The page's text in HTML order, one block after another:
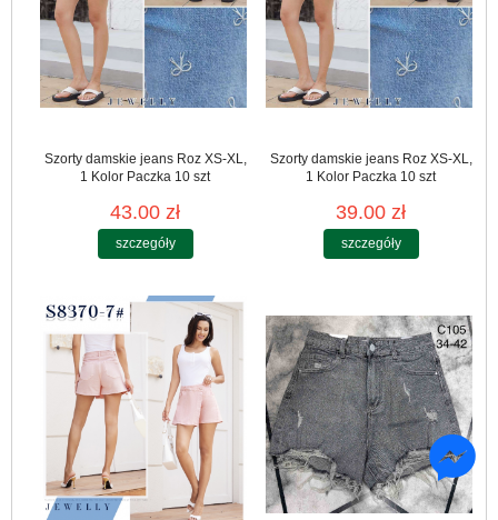
Szorty damskie jeans Roz XS-XL,
1 Kolor Paczka 10 szt
43.00 zł
szczegóły
Szorty damskie jeans Roz XS-XL,
1 Kolor Paczka 10 szt
39.00 zł
szczegóły